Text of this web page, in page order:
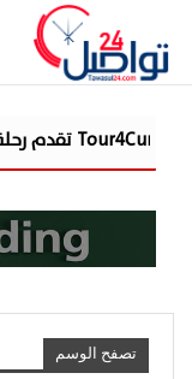
تصفح الوسم